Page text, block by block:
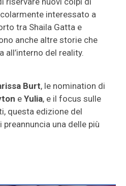
interessato a
tra Shaila Gatta e
anche altre storie che
del reality.
Burt, le nomination di
e Yulia, e il focus sulle
questa edizione del
preannuncia una delle più